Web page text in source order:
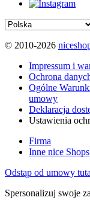
© 2010-2026
Impressum i
Ochrona
Ogólne
umowy
Deklaracja
Ustawienia
Firma
Inne nice Shops
Odstąp od umowy
Spersonalizuj swoje